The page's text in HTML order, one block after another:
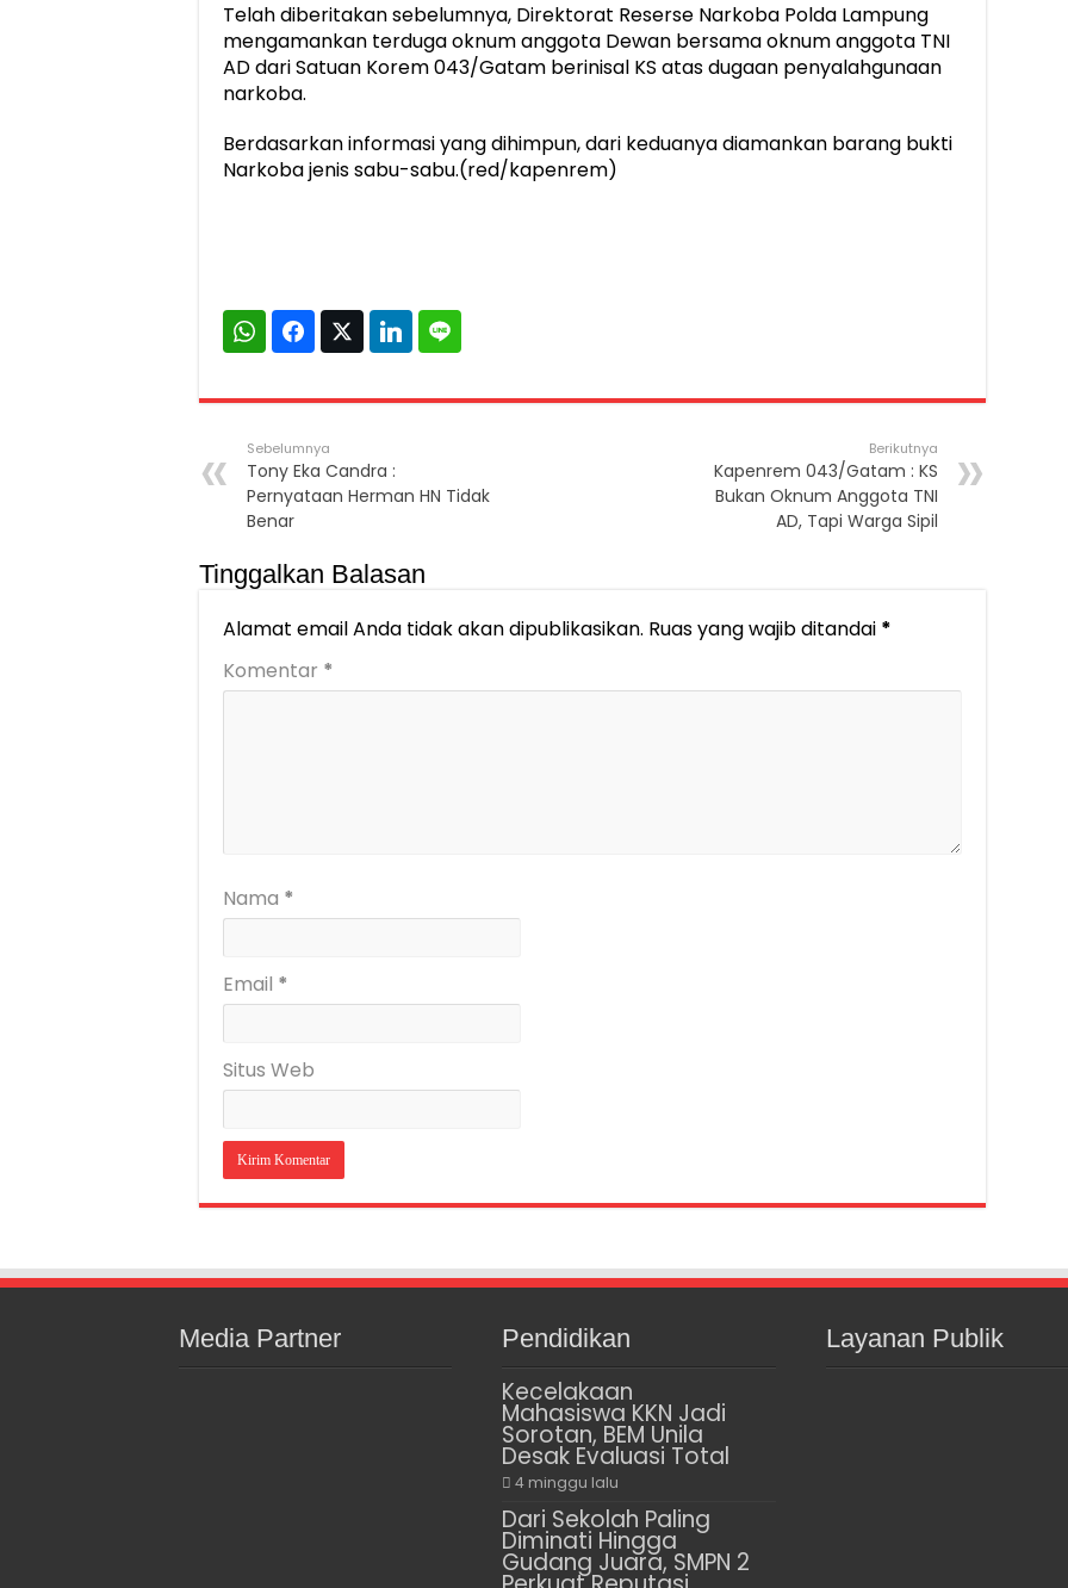
Telah diberitakan sebelumnya, Direktorat Reserse Narkoba Polda Lampung
mengamankan terduga oknum anggota Dewan bersama oknum anggota TNI
AD dari Satuan Korem 043/Gatam berinisal KS atas dugaan penyalahgunaan
narkoba.
Berdasarkan informasi yang dihimpun, dari keduanya diamankan barang bukti
Narkoba jenis sabu-sabu.(red/kapenrem)
Sebelumnya
Tony Eka Candra :
Pernyataan Herman HN Tidak
Benar
Berikutnya
Kapenrem 043/Gatam : KS
Bukan Oknum Anggota TNI
AD, Tapi Warga Sipil
Tinggalkan Balasan
Alamat email Anda tidak akan dipublikasikan. Ruas yang wajib ditandai *
Komentar *
Nama *
Email *
Situs Web
Media Partner Pendidikan
Kecelakaan
Mahasiswa KKN Jadi
Sorotan, BEM Unila
Desak Evaluasi Total
4 minggu lalu
Dari Sekolah Paling
Diminati Hingga
Gudang Juara, SMPN 2
Layanan Publik